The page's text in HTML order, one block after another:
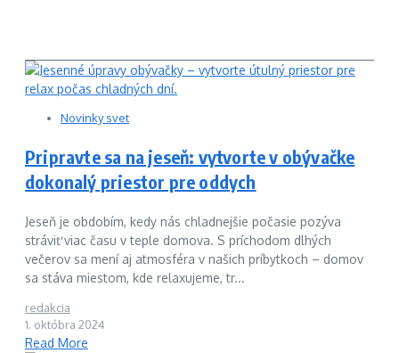
Novinky svet
Pripravte sa na jeseň: vytvorte v obývačke
dokonalý priestor pre oddych
Jeseň je obdobím, kedy nás chladnejšie počasie pozýva
stráviť viac času v teple domova. S príchodom dlhých
večerov sa mení aj atmosféra v našich príbytkoch – domov
sa stáva miestom, kde relaxujeme, tr...
redakcia
1. októbra 2024
Read More